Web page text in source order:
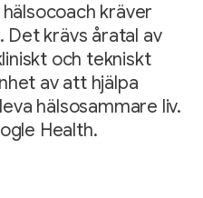
kräver
Det krävs åratal av
och tekniskt
av att hjälpa
hälsosammare liv.
Health.